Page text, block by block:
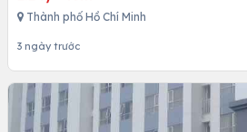
Thành phố Hồ Chí Minh
3 ngày trước